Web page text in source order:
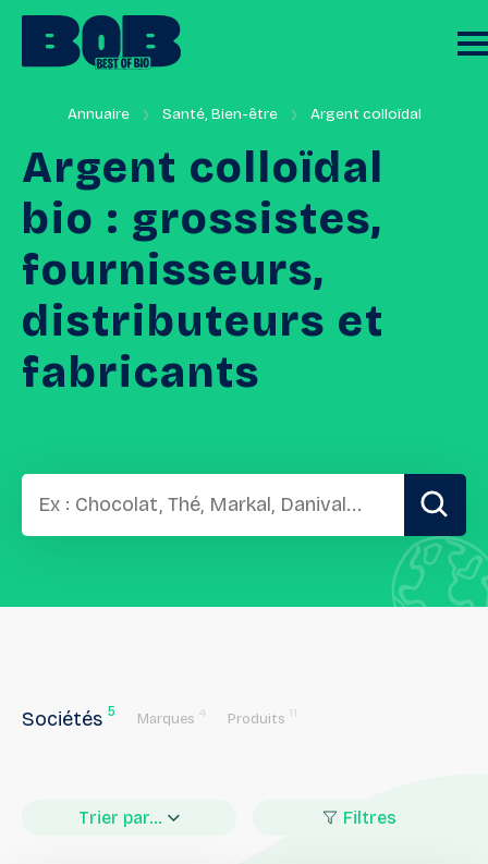
Annuaire Santé, Bien-être Argent colloïdal
Argent colloïdal
bio : grossistes,
fournisseurs,
distributeurs et
fabricants
Sociétés 5 Marques 4 Produits 11
Trier par... Filtres